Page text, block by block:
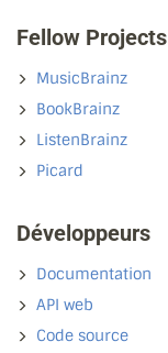
Fellow Projects
MusicBrainz
BookBrainz
ListenBrainz
Picard
Développeurs
Documentation
API web
Code source